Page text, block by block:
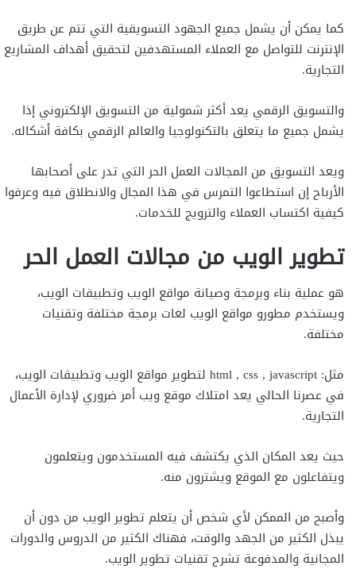
كما يمكن أن يشمل جميع الجهود التسويقية التي تتم عن طريق
الإنترنت للتواصل مع العملاء المستهدفين لتحقيق أهداف المشاريع
التجارية.
والتسويق الرقمي يعد أكثر شمولية من التسويق الإلكتروني إذا
يشمل جميع ما يتعلق بالتكنولوجيا والعالم الرقمي بكافة أشكاله.
ويعد التسويق من المجالات العمل الحر التي تدر على أصحابها
الأرباح إن استطاعوا التمرس في هذا المجال والانطلاق فيه وعرفوا
كيفية اكتساب العملاء والترويج للخدمات.
تطوير الويب من مجالات العمل الحر
هو عملية بناء وبرمجة وصيانة مواقع الويب وتطبيقات الويب،
ويستخدم مطورو مواقع الويب لغات برمجة مختلفة وتقنيات
مختلفة.
مثل: html , css , javascript لتطوير مواقع الويب وتطبيقات الويب،
في عصرنا الحالي يعد امتلاك موقع ويب أمر ضروري لإدارة الأعمال
التجارية.
حيث يعد المكان الذي يكتشف فيه المستخدمون ويتعلمون
ويتفاعلون مع الموقع ويشترون منه.
وأصبح من الممكن لأي شخص أن يتعلم تطوير الويب من دون أن
يبذل الكثير من الجهد والوقت، فهناك الكثير من الدروس والدورات
المجانية والمدفوعة تشرح تقنيات تطوير الويب.